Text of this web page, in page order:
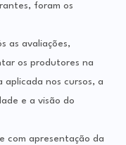
foram os
as avaliações,
os produtores na
aplicada nos cursos, a
e a visão do
com apresentação da